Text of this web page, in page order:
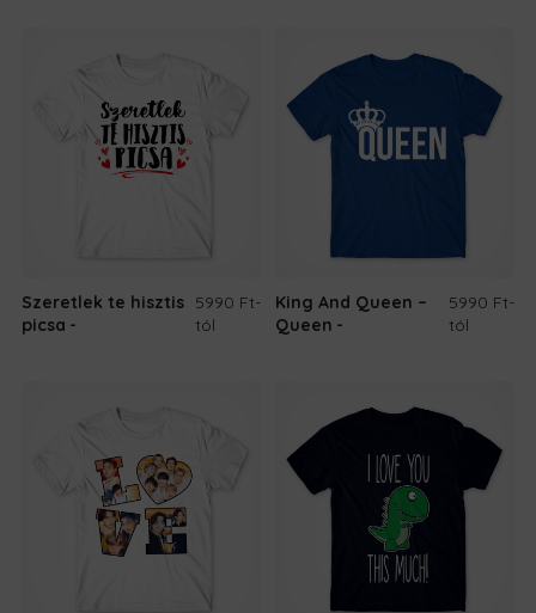
Szeretlek te hisztis
picsa
5990 Ft-
tól
King And Queen –
Queen
5990 Ft-
tól